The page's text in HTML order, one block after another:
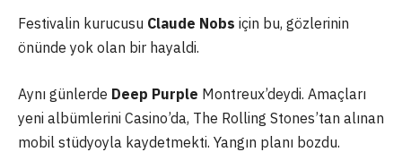
Festivalin kurucusu Claude Nobs için bu, gözlerinin
önünde yok olan bir hayaldi.
Aynı günlerde Deep Purple Montreux’deydi. Amaçları
yeni albümlerini Casino’da, The Rolling Stones’tan alınan
mobil stüdyoyla kaydetmekti. Yangın planı bozdu.